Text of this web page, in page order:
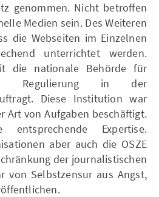
genommen. Nicht betroffen
Medien sein. Des Weiteren
die Webseiten im Einzelnen
unterrichtet werden.
die nationale Behörde für
Regulierung in der
Diese Institution war
Art von Aufgaben beschäftigt.
Expertise.
aber auch die OSZE
der journalistischen
von Selbstzensur aus Angst,